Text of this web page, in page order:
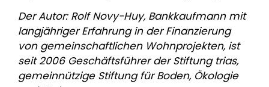
Der Autor: Rolf Novy-Huy, Bankkaufmann mit
langjähriger Erfahrung in der Finanzierung
von gemeinschaftlichen Wohnprojekten, ist
seit 2006 Geschäftsführer der Stiftung trias,
gemeinnützige Stiftung für Boden, Ökologie